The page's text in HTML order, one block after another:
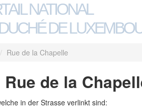
NATIONAL
DE
/ Rue de la Chapelle
de la
in der Strasse verlinkt sind: